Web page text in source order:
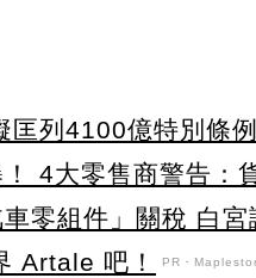
匡列4100億特別條例
4大零售商警告：
零組件」關稅 白宮
Artale 吧！
PR・